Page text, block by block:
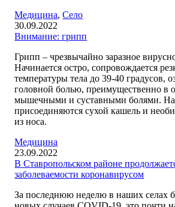
Медицина,Село
30.09.2022
Внимание: грипп
Грипп – чрезвычайно заразное
Начинается остро, сопровождается
температуры тела до 39-40 градусов,
головной болью, преимущественно в
мышечными и суставными болями. На
присоединяются сухой кашель и
из носа.
Медицина
23.09.2022
В Ставропольском районе
заболеваемости коронавирусом
За последнюю неделю в наших селах